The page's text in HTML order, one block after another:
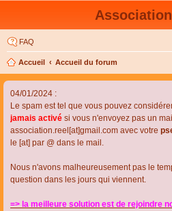
FAQ
Accueil Accueil du forum
04/01/2024 :
Le spam est tel que vous pouvez
jamais activé si vous n'envoyez pas un
association.reel[at]gmail.com avec votre
le [at] par @ dans le mail.
Nous n'avons malheureusement pas le
question dans les jours qui viennent.
=> la meilleure solution est de rejoindre